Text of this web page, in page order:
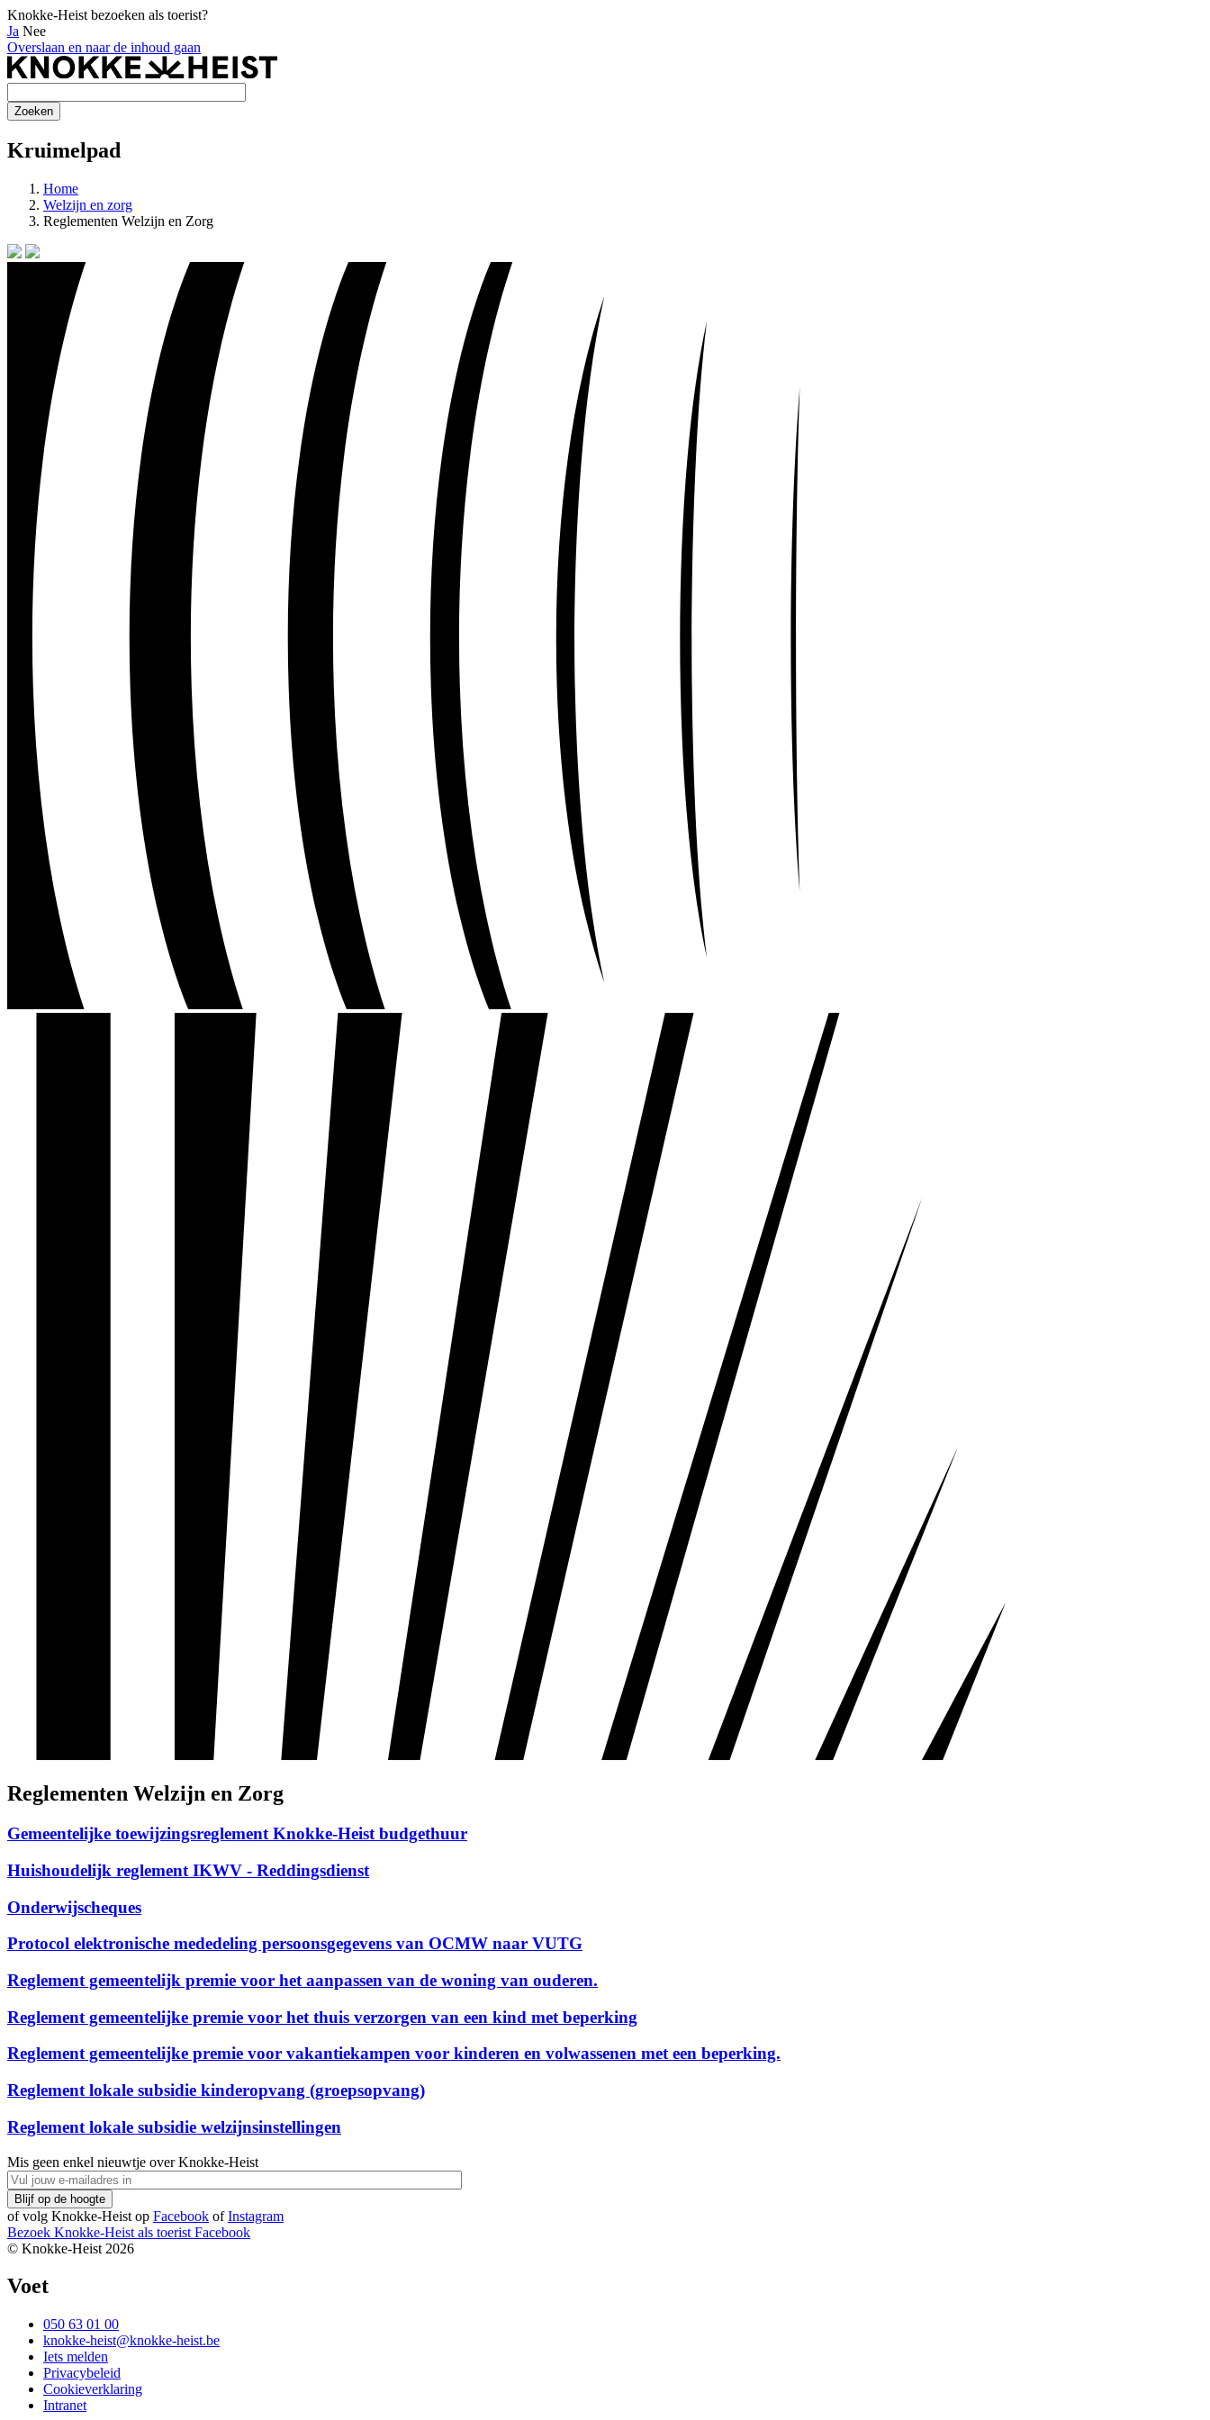
Knokke-Heist bezoeken als toerist?
Ja Nee
Overslaan en naar de inhoud gaan
Kruimelpad
Home
Welzijn en zorg
Reglementen Welzijn en Zorg
Reglementen Welzijn en Zorg
Gemeentelijke toewijzingsreglement Knokke-Heist budgethuur
Huishoudelijk reglement IKWV - Reddingsdienst
Onderwijscheques
Protocol elektronische mededeling persoonsgegevens van OCMW naar VUTG
Reglement gemeentelijk premie voor het aanpassen van de woning van ouderen.
Reglement gemeentelijke premie voor het thuis verzorgen van een kind met beperking
Reglement gemeentelijke premie voor vakantiekampen voor kinderen en volwassenen met een beperking.
Reglement lokale subsidie kinderopvang (groepsopvang)
Reglement lokale subsidie welzijnsinstellingen
Mis geen enkel nieuwtje over Knokke-Heist
of volg Knokke-Heist op Facebook ofInstagram
Bezoek Knokke-Heist als toerist Facebook
© Knokke-Heist 2026
Voet
050 63 01 00
knokke-heist@knokke-heist.be
Iets melden
Privacybeleid
Cookieverklaring
Intranet